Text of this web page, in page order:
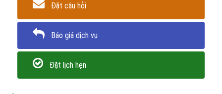
Đặt câu hỏi
Báo giá dịch vụ
Đặt lịch hẹn